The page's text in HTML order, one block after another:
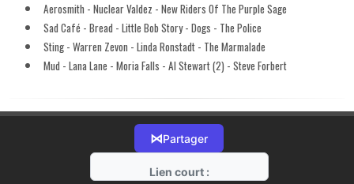
Aerosmith - Nuclear Valdez - New Riders Of The Purple Sage
Sad Café - Bread - Little Bob Story - Dogs - The Police
Sting - Warren Zevon - Linda Ronstadt - The Marmalade
Mud - Lana Lane - Moria Falls - Al Stewart (2) - Steve Forbert
⋈Partager
Lien court :